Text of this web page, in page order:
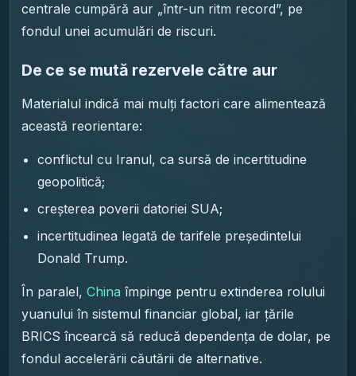
centrale cumpără aur „într-un ritm record”, pe
fondul unei acumulări de riscuri.
De ce se mută rezervele către aur
Materialul indică mai mulți factori care alimentează
această reorientare:
conflictul cu Iranul, ca sursă de incertitudine
geopolitică;
creșterea poverii datoriei SUA;
incertitudinea legată de tarifele președintelui
Donald Trump.
În paralel, China împinge pentru extinderea rolului
yuanului în sistemul financiar global, iar țările
BRICS încearcă să reducă dependența de dolar, pe
fondul accelerării căutării de alternative.